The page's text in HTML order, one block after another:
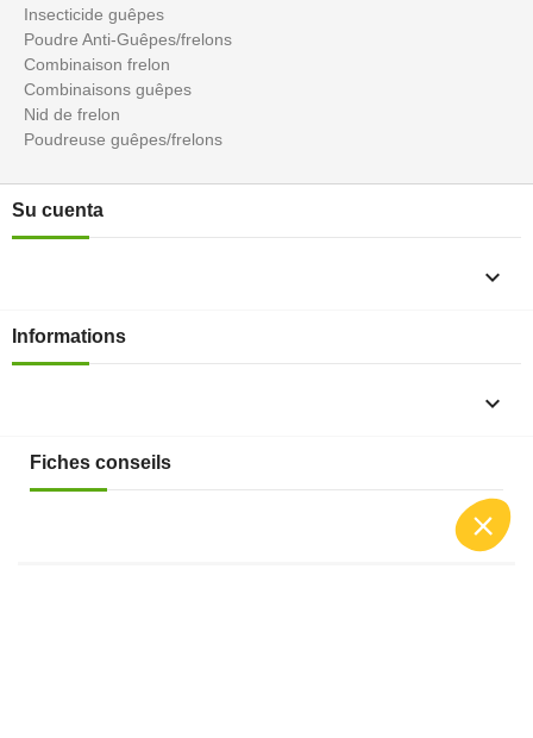
Insecticide guêpes
Poudre Anti-Guêpes/frelons
Combinaison frelon
Combinaisons guêpes
Nid de frelon
Poudreuse guêpes/frelons
Su cuenta

Informations

Fiches conseils
